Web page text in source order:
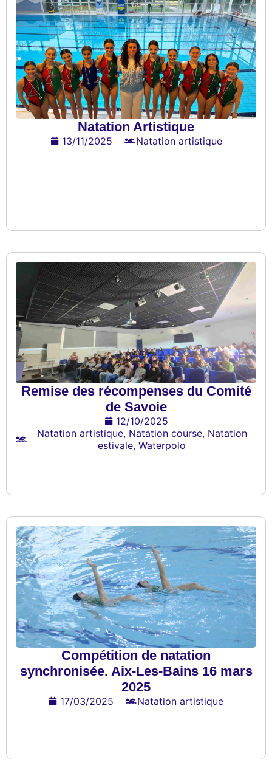
Natation Artistique
13/11/2025 Natation artistique
Remise des récompenses du Comité
de Savoie
12/10/2025
Natation artistique, Natation course, Natation
estivale, Waterpolo
Compétition de natation
synchronisée. Aix-Les-Bains 16 mars
2025
17/03/2025 Natation artistique